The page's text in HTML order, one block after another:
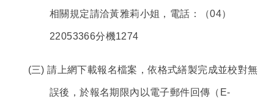
相關規定請洽黃雅莉小姐，電話：（04）
22053366分機1274
(三) 請上網下載報名檔案，依格式繕製完成並校對無
誤後，於報名期限內以電子郵件回傳（E-